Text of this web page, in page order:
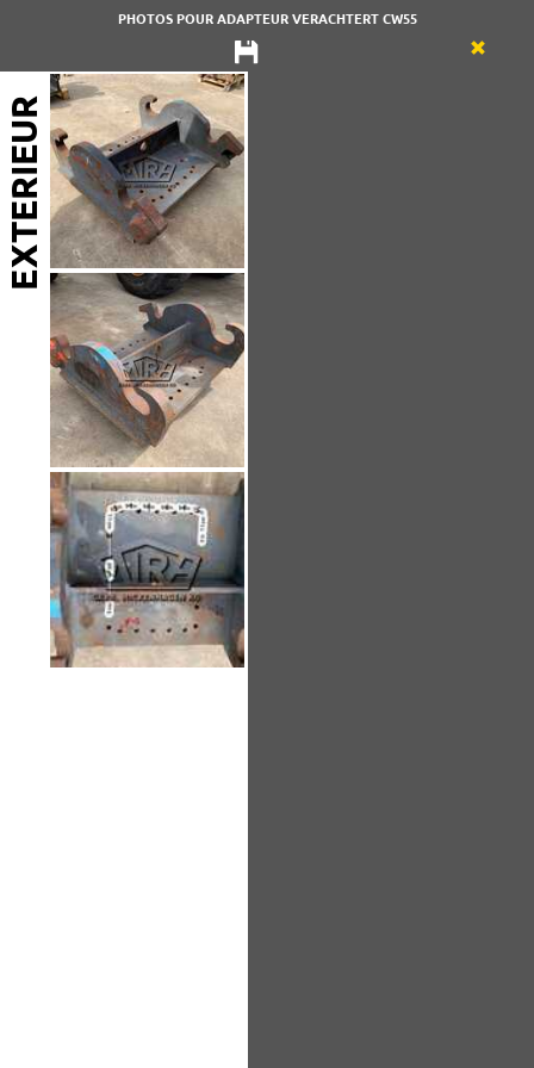
PHOTOS POUR ADAPTEUR VERACHTERT CW55
EXTERIEUR